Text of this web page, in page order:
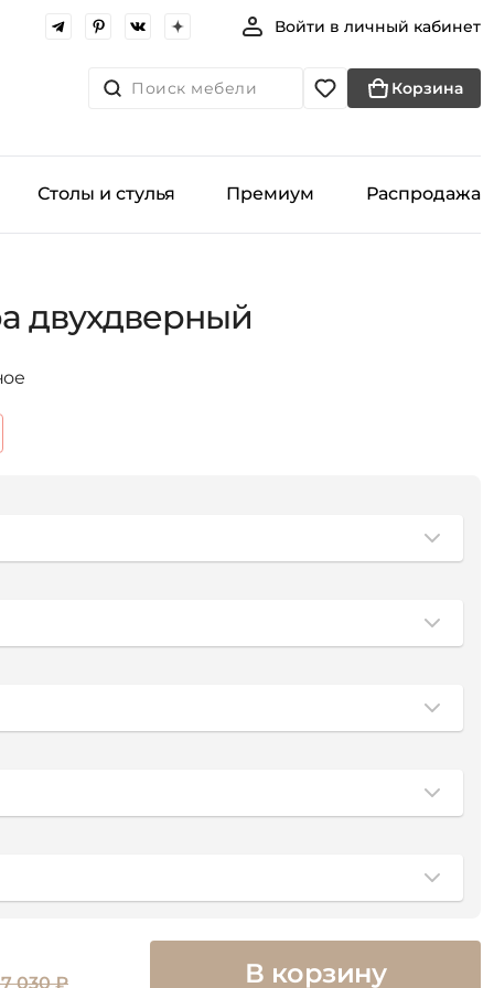
Войти в личный кабинет
Поиск мебели Корзина
Столы и стулья Премиум Распродажа
двухдверный
030 ₽ В корзину